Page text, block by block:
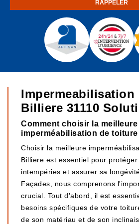
Impermeabilisation
Billiere 31110
Comment choisir la meilleure
imperméabilisation de
Choisir la meilleure
Billiere est essentiel pour
intempéries et assurer sa
Façades, nous comprenons
crucial. Tout d'abord, il est
besoins spécifiques de votre
de son matériau et de son